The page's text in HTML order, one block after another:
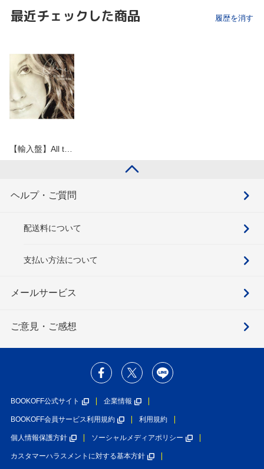
最近チェックした商品 履歴を消す
【輸入盤】All t…
ヘルプ・ご質問
配送料について
支払い方法について
メールサービス
ご意見・ご感想
BOOKOFF公式サイト 企業情報
BOOKOFF会員サービス利用規約 利用規約
個人情報保護方針 ソーシャルメディアポリシー
カスタマーハラスメントに対する基本方針